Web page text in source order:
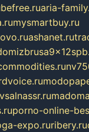
aria-
mysmartbuy.ru
ashanet.ru
porno-online-
expo.ruribery.ru